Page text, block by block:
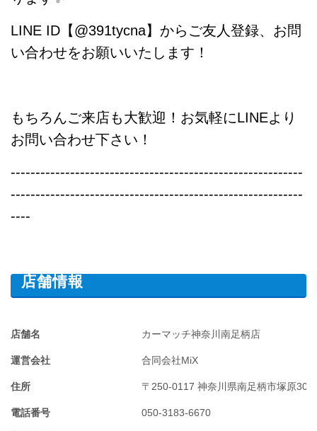
LINE ID【@391tycna】からご友人登録、お問
い合わせをお願いいたします！
もちろんご来店も大歓迎！お気軽にLINEより
お問い合わせ下さい！
-----------------------------------------------------------
-----------------------------------------------------------
----
店舗情報
店舗名 カーマッチ神奈川南足柄店
運営会社 合同会社MiX
住所 〒250-0117 神奈川県南足柄市塚原
電話番号 050-3183-6670